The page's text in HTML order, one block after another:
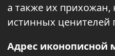
а также их прихожан,
истинных ценителей
Адрес иконописной